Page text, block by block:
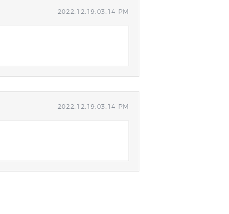
2022.12.19.03.14 PM
2022.12.19.03.14 PM